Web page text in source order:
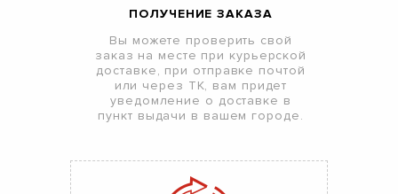
ПОЛУЧЕНИЕ ЗАКАЗА
Вы можете проверить свой
заказ на месте при курьерской
доставке, при отправке почтой
или через ТК, вам придет
уведомление о доставке в
пункт выдачи в вашем городе.